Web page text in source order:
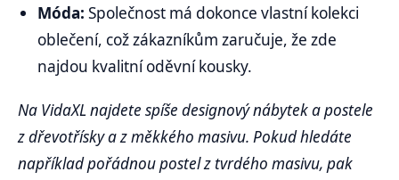
Móda:Společnost má dokonce vlastní kolekci
oblečení, což zákazníkům zaručuje, že zde
najdou kvalitní oděvní kousky.
Na VidaXL najdete spíše designový nábytek a postele
z dřevotřísky a z měkkého masivu. Pokud hledáte
například pořádnou postel z tvrdého masivu, pak